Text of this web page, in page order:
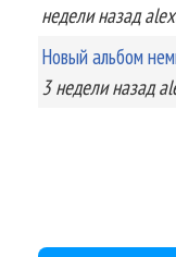
неделиназад
Новый альбом
3 неделиназад